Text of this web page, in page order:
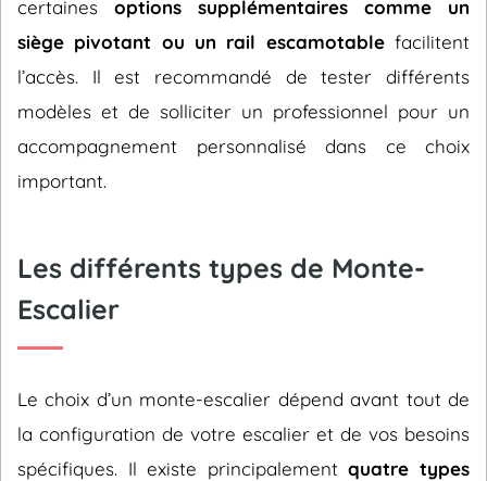
certaines options supplémentaires comme un
siège pivotant ou un rail escamotablefacilitent
l’accès. Il est recommandé de tester différents
modèles et de solliciter un professionnel pour un
accompagnement personnalisé dans ce choix
important.
Les différents types de Monte-
Escalier
Le choix d’un monte-escalier dépend avant tout de
la configuration de votre escalier et de vos besoins
spécifiques. Il existe principalementquatre types